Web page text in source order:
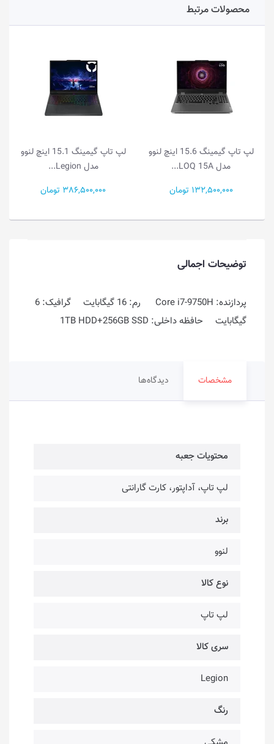
محصولات مرتبط
لپ تاپ گیمینگ 15.6 اینچ لنوو
132,500,000 تومان
لپ تاپ گیمینگ 15.1 اینچ لنوو
386,500,000 تومان
توضیحات اجمالی
پردازنده: Core i7-9750H رم: 16 گیگابایت گرافیک: 6
گیگابایت حافظه داخلی: 1TB HDD+256GB SSD
مشخصات دیدگاه‌ها
محتویات جعبه
لپ تاپ، آداپتور، کارت گارانتی
برند
لنوو
نوع کالا
لپ تاپ
سری کالا
Legion
رنگ